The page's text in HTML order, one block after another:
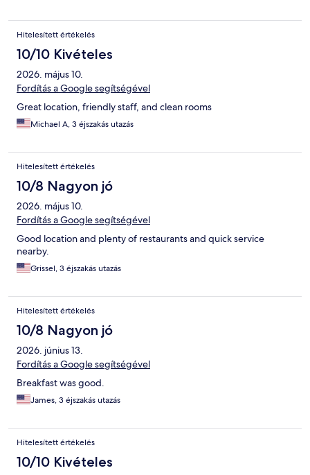
Hitelesített értékelés
10/10 Kivételes
2026. május 10.
Fordítás a Google segítségével
Great location, friendly staff, and clean rooms
Michael A, 3 éjszakás utazás
Hitelesített értékelés
10/8 Nagyon jó
2026. május 10.
Fordítás a Google segítségével
Good location and plenty of restaurants and quick service
nearby.
Grissel, 3 éjszakás utazás
Hitelesített értékelés
10/8 Nagyon jó
2026. június 13.
Fordítás a Google segítségével
Breakfast was good.
James, 3 éjszakás utazás
Hitelesített értékelés
10/10 Kivételes